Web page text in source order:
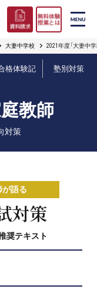
大妻中学校 2021年度「大妻中
格体験記 塾別対策
教師
対策
語る
対策
奨テキスト